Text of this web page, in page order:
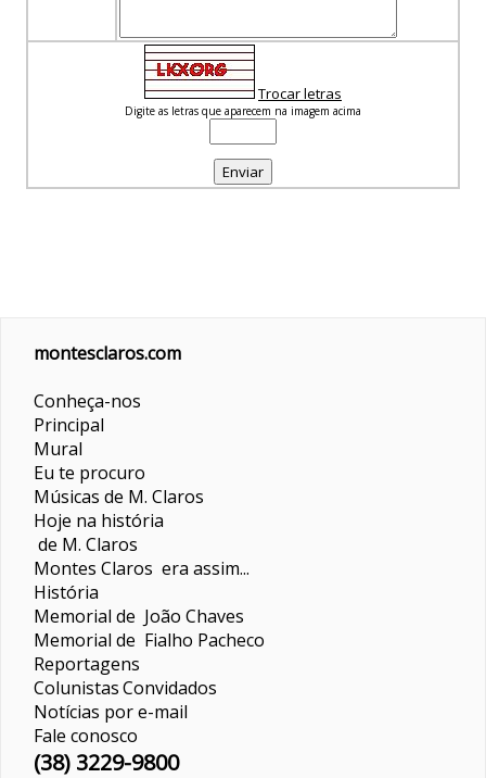
Trocar letras
Digite as letras que aparecem na imagem acima
montesclaros.com
Conheça-nos
Principal
Mural
Eu te procuro
Músicas de M. Claros
Hoje na história
de M. Claros
Montes Claros era assim...
História
Memorial de João Chaves
Memorial de Fialho Pacheco
Reportagens
ColunistasConvidados
Notícias por e-mail
Fale conosco
(38) 3229-9800